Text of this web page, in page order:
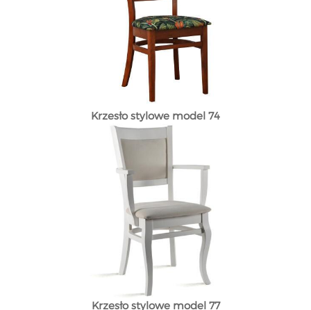
Krzesło stylowe model 74
Krzesło stylowe model 77